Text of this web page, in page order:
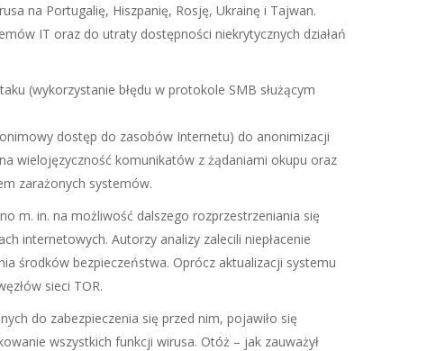
na Portugalię, Hiszpanię, Rosję, Ukrainę i Tajwan.
IT oraz do utraty dostępności niekrytycznych działań
(wykorzystanie błędu w protokole SMB służącym
dostęp do zasobów Internetu) do anonimizacji
wielojęzyczność komunikatów z żądaniami okupu oraz
zarażonych systemów.
m. in. na możliwość dalszego rozprzestrzeniania się
internetowych. Autorzy analizy zalecili niepłacenie
środków bezpieczeństwa. Oprócz aktualizacji systemu
sieci TOR.
do zabezpieczenia się przed nim, pojawiło się
wszystkich funkcji wirusa. Otóż – jak zauważył